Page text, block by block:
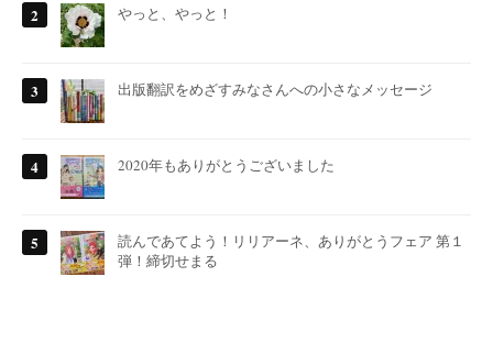
やっと、やっと！
出版翻訳をめざすみなさんへの小さなメッセージ
2020年もありがとうございました
読んであてよう！リリアーネ、ありがとうフェア 第１
弾！締切せまる